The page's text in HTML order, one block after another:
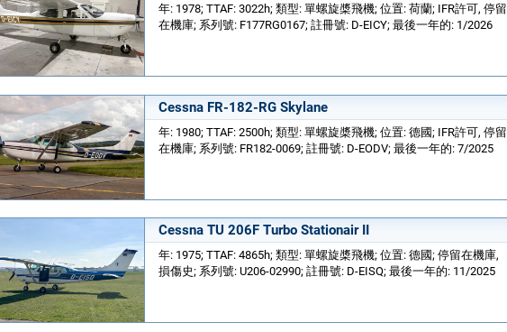
年: 1978; TTAF: 3022h; 類型: 單螺旋槳飛機; 位置: 荷蘭; IFR許可, 停留
在機庫; 系列號: F177RG0167; 註冊號: D-EICY; 最後一年的: 1/2026
Cessna FR-182-RG Skylane
年: 1980; TTAF: 2500h; 類型: 單螺旋槳飛機; 位置: 德國; IFR許可, 停留
在機庫; 系列號: FR182-0069; 註冊號: D-EODV; 最後一年的: 7/2025
Cessna TU 206F Turbo Stationair II
年: 1975; TTAF: 4865h; 類型: 單螺旋槳飛機; 位置: 德國; 停留在機庫,
損傷史; 系列號: U206-02990; 註冊號: D-EISQ; 最後一年的: 11/2025